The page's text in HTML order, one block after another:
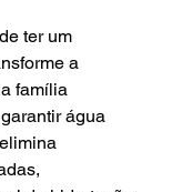
ter um
a
família
água